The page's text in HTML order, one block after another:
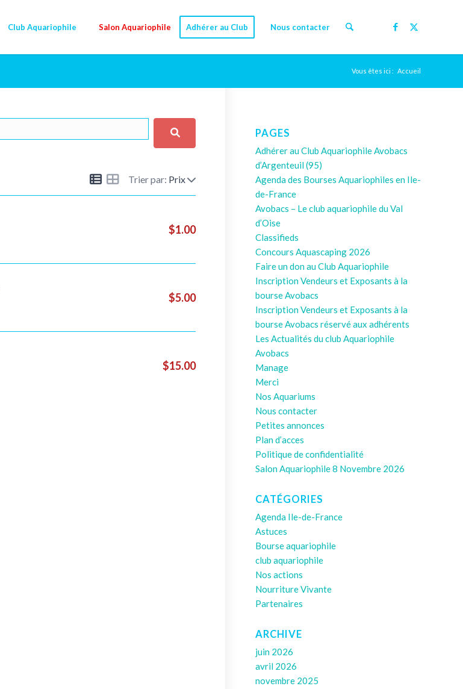
Club Aquariophile Salon Aquariophile Adhérer au Club Nous contacter
Vous êtes ici : Accueil
Trier par: Prix
$1.00
$5.00
$15.00
PAGES
Adhérer au Club Aquariophile Avobacs
d’Argenteuil (95)
Agenda des Bourses Aquariophiles en Ile-
de-France
Avobacs – Le club aquariophile du Val
d’Oise
Classifieds
Concours Aquascaping 2026
Faire un don au Club Aquariophile
Inscription Vendeurs et Exposants à la
bourse Avobacs
Inscription Vendeurs et Exposants à la
bourse Avobacs réservé aux adhérents
Les Actualités du club Aquariophile
Avobacs
Manage
Merci
Nos Aquariums
Nous contacter
Petites annonces
Plan d’acces
Politique de confidentialité
Salon Aquariophile 8 Novembre 2026
CATÉGORIES
Agenda Ile-de-France
Astuces
Bourse aquariophile
club aquariophile
Nos actions
Nourriture Vivante
Partenaires
ARCHIVE
juin 2026
avril 2026
novembre 2025